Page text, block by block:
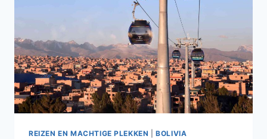
REIZEN EN MACHTIGE PLEKKEN |BOLIVIA